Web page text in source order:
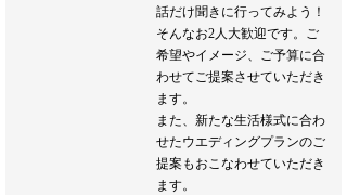
話だけ聞きに行ってみよう！
そんなお2人大歓迎です。ご
希望やイメージ、ご予算に合
わせてご提案させていただき
ます。
また、新たな生活様式に合わ
せたウエディングプランのご
提案もおこなわせていただき
ます。